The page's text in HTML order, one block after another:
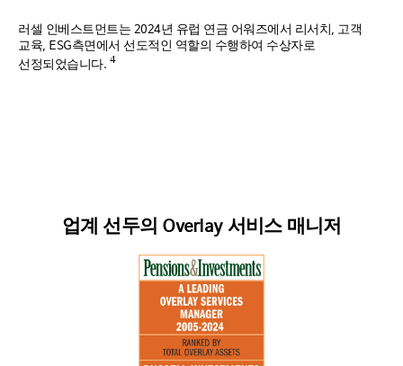
러셀 인베스트먼트는 2024년 유럽 연금 어워즈에서 리서치, 고객
교육, ESG측면에서 선도적인 역할의 수행하여 수상자로
선정되었습니다. 4
업계 선두의 Overlay 서비스 매니저